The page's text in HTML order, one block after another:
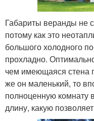
Габариты веранды не
потому как это
большого холодного
прохладно.
чем имеющаяся стена
же он маленький, то
полноценную комнату
длину, какую